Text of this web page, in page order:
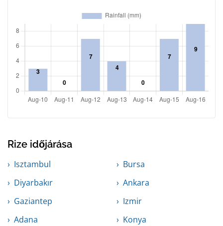
Rize időjárása
Isztambul
Bursa
Diyarbakır
Ankara
Gaziantep
Izmir
Adana
Konya